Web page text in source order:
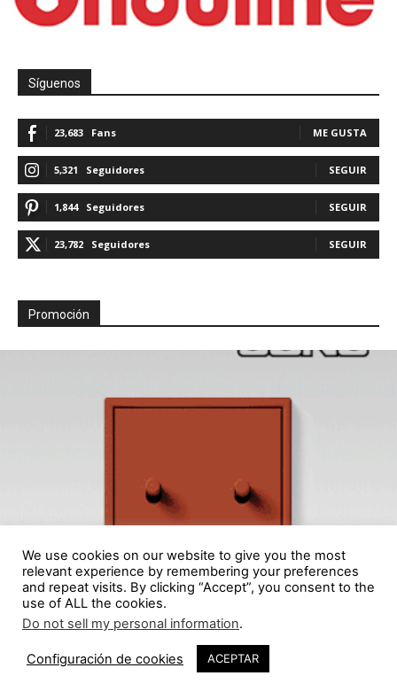
Síguenos
23,683 Fans ME GUSTA
5,321 Seguidores SEGUIR
1,844 Seguidores SEGUIR
23,782 Seguidores SEGUIR
Promoción
We use cookies on our website to give you the most
relevant experience by remembering your preferences
and repeat visits. By clicking “Accept”, you consent to the
use of ALL the cookies.
Do not sell my personal information.
Configuración de cookies ACEPTAR